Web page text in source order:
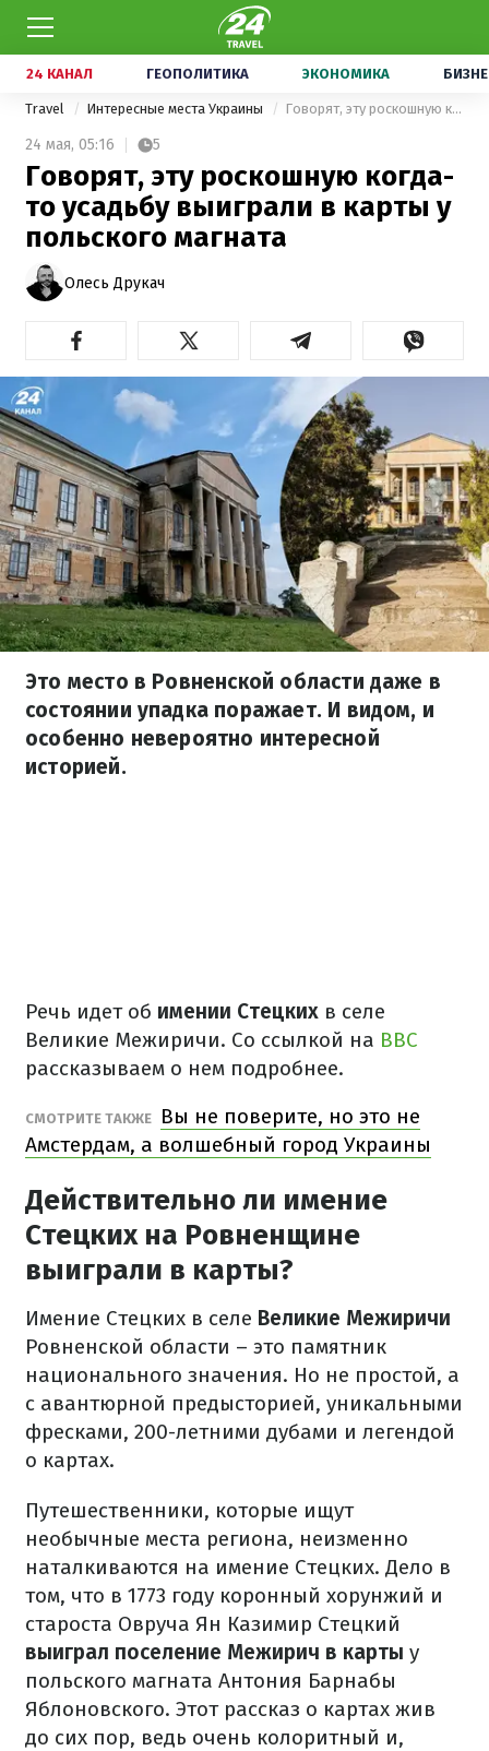
24 КАНАЛ ГЕОПОЛИТИКА ЭКОНОМИКА
Travel Интересные места Украины Говорят, эту роскошную когда-то усадьбу выиграли в карты у польского магната
24 мая, 05:16 5
Говорят, эту роскошную когда-
то усадьбу выиграли в карты у
польского магната
Олесь Друкач
Это место в Ровненской области даже в
состоянии упадка поражает. И видом, и
особенно невероятно интересной
историей.
Речь идет об имении Стецких в селе
Великие Межиричи. Со ссылкой на BBC
рассказываем о нем подробнее.
СМОТРИТЕ ТАКЖЕ
Вы не поверите, но это не
Амстердам, а волшебный город Украины
Действительно ли имение
Стецких на Ровненщине
выиграли в карты?
Имение Стецких в селе Великие Межиричи
Ровненской области – это памятник
национального значения. Но не простой, а
с авантюрной предысторией, уникальными
фресками, 200-летними дубами и легендой
о картах.
Путешественники, которые ищут
необычные места региона, неизменно
наталкиваются на имение Стецких. Дело в
том, что в 1773 году коронный хорунжий и
староста Овруча Ян Казимир Стецкий
выиграл поселение Межирич в карты у
польского магната Антония Барнабы
Яблоновского. Этот рассказ о картах жив
до сих пор, ведь очень колоритный и,